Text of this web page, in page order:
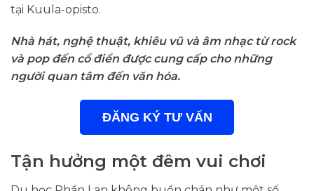
tại Kuula-opisto.
Nhà hát, nghệ thuật, khiêu vũ và âm nhạc từ rock
và pop đến cổ điển được cung cấp cho những
người quan tâm đến văn hóa.
ĐĂNG KÝ TƯ VẤN
Tận hưởng một đêm vui chơi